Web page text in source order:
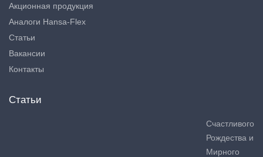
Акционная продукция
Аналоги Hansa-Flex
Статьи
Вакансии
Контакты
Статьи
Счастливого
Рождества и
Мирного